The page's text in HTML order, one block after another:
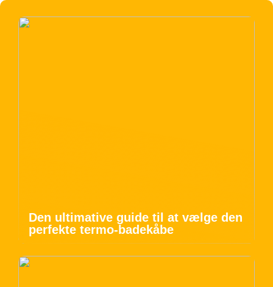
Den ultimative guide til at vælge den
perfekte termo-badekåbe